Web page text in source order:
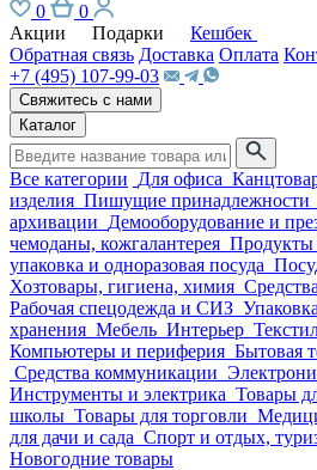
0
0
Акции
Подарки
Кешбек
Обратная связь Доставка Оплата
+7 (495) 107-99-03
Свяжитесь с нами
Каталог
Все категории Для офиса
изделия Пишущие принадлежности
архивации Демооборудование и
чемоданы, кожгалантерея Продукты
упаковка и одноразовая посуда
Хозтовары, гигиена, химия
Рабочая спецодежда и СИЗ
хранения Мебель Интерьер
Компьютеры и периферия Бытовая
Средства коммуникации
Инструменты и электрика Товары
школы Товары для торговли
для дачи и сада Спорт и отдых,
Новогодние товары